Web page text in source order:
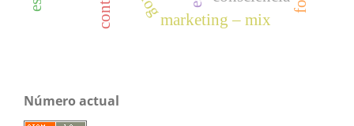
marketing – mix
Número actual